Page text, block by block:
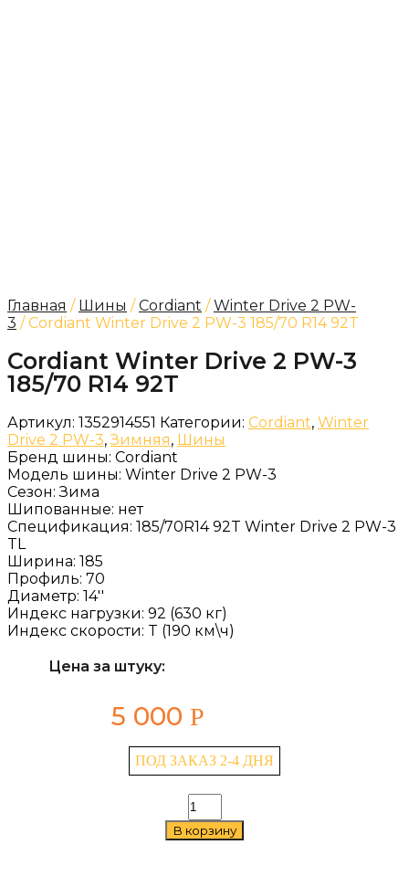
Главная / Шины /Cordiant /Winter Drive 2 PW-
3 / Cordiant Winter Drive 2 PW-3 185/70 R14 92T
Cordiant Winter Drive 2 PW-3
185/70 R14 92T
Артикул: 1352914551 Категории: Cordiant, Winter
Drive 2 PW-3,Зимняя, Шины
Бренд шины: Cordiant
Модель шины: Winter Drive 2 PW-3
Сезон:Зима
Шипованные: нет
Спецификация: 185/70R14 92T Winter Drive 2 PW-3
TL
Ширина: 185
Профиль: 70
Диаметр: 14''
Индекс нагрузки: 92 (630 кг)
Индекс скорости: T (190 км\ч)
Цена за штуку:
5 000 Р
ПОД ЗАКАЗ 2-4 ДНЯ
Количество
товара
Cordiant
В корзину